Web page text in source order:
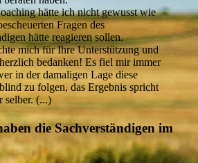
hätte ich nicht gewusst wie
Fragen des
hätte reagieren sollen.
mich für Ihre Unterstützung und
bedanken! Es fiel mir immer
in der damaligen Lage diese
zu folgen, das Ergebnis spricht
selber. (...)
die Sachverständigen im